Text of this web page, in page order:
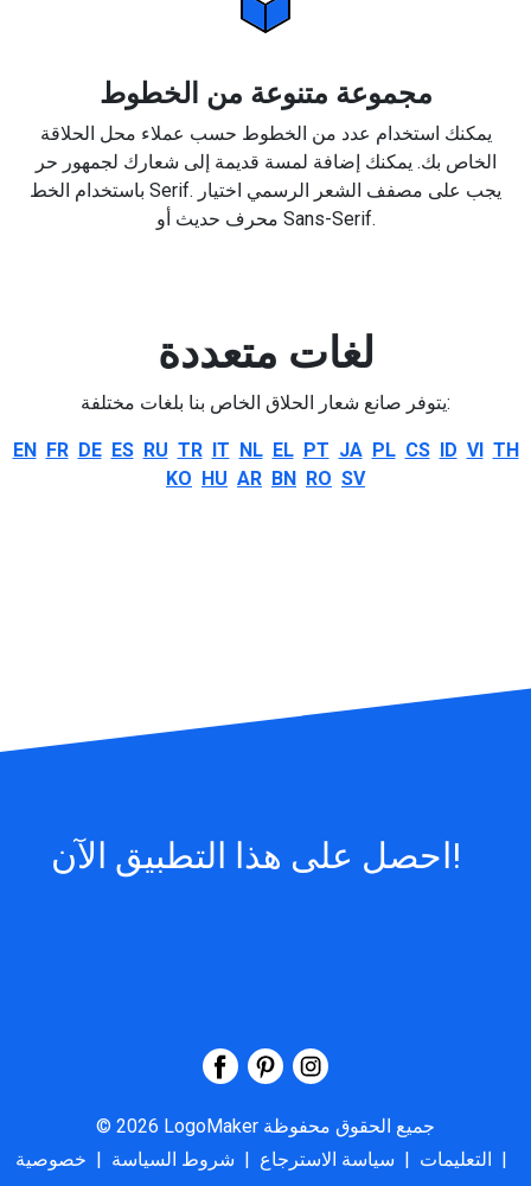
مجموعة متنوعة من الخطوط
يمكنك استخدام عدد من الخطوط حسب عملاء محل الحلاقة
الخاص بك. يمكنك إضافة لمسة قديمة إلى شعارك لجمهور حر
باستخدام الخط Serif. يجب على مصفف الشعر الرسمي اختيار
محرف حديث أو Sans-Serif.
لغات متعددة
يتوفر صانع شعار الحلاق الخاص بنا بلغات مختلفة:
EN FR DE ES RU TR IT NL EL PT JA PL CS ID VI TH
KO HU AR BN RO SV
احصل على هذا التطبيق الآن!